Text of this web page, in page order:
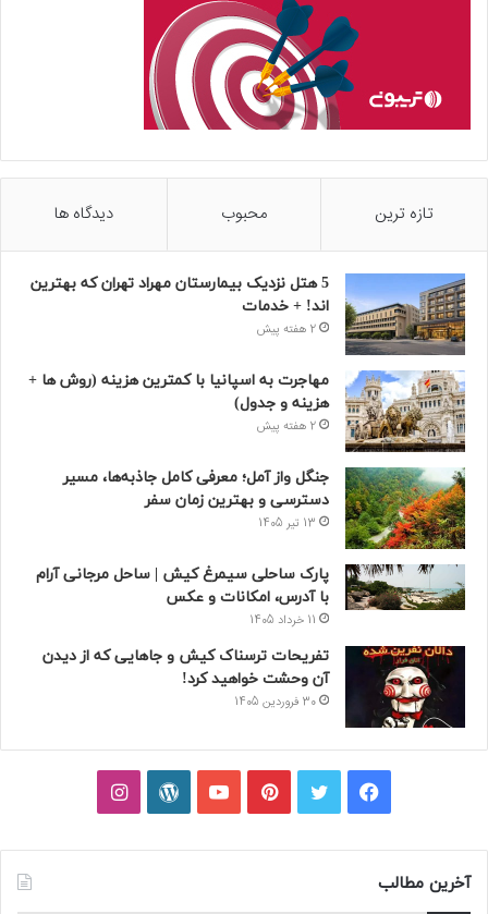
تازه ترین محبوب دیدگاه ها
5 هتل نزدیک بیمارستان مهراد تهران که بهترین‌
اند! + خدمات
2 هفته پیش
مهاجرت به اسپانیا با کمترین هزینه (روش ها +
هزینه و جدول)
2 هفته پیش
جنگل واز آمل؛ معرفی کامل جاذبه‌ها، مسیر
دسترسی و بهترین زمان سفر
13 تیر 1405
پارک ساحلی سیمرغ کیش | ساحل مرجانی آرام
با آدرس، امکانات و عکس
11 خرداد 1405
تفریحات ترسناک کیش و جاهایی که از دیدن
آن وحشت خواهید کرد!
30 فروردین 1405
فیسبوکتوییترپینتریستیوتیوبوردپرساینستاگرام
آخرین مطالب